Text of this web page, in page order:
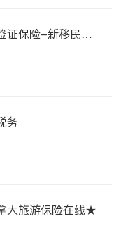
证保险-新移民探
务
大旅游保险在线★